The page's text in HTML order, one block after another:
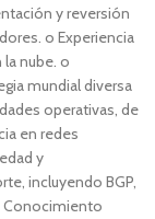
y reversión
o Experiencia
nube. o
mundial diversa
operativas, de
en redes
y
incluyendo BGP,
Conocimiento